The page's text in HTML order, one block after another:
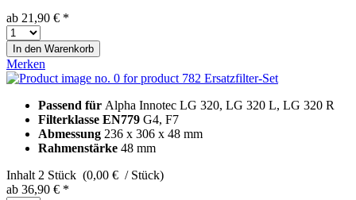
ab 21,90 € *
In den Warenkorb
Merken
Ersatzfilter-Set
Passend für Alpha Innotec LG 320, LG 320 L, LG 320 R
Filterklasse EN779 G4, F7
Abmessung 236 x 306 x 48 mm
Rahmenstärke 48 mm
Inhalt 2 Stück (0,00 € / Stück)
ab 36,90 € *